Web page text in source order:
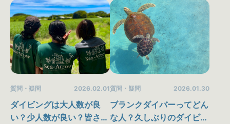
念！ダイビングライセンス
取得キャンペーン❖スクー
バダイビングという特殊な
スポーツは私達が普段味わ
うことのできない《水…
念！ダイビングライセンス
取得キャンペーン❖スクー
バダイビングという特殊な
スポーツは私達が普段味わ
うことのできない《水…
質問・疑問 2026.02.01
ダイビングは大人数が良
い？少人数が良い？皆さん
質問・疑問 2026.01.30
ブランクダイバーってどん
な人？久しぶりのダイビン